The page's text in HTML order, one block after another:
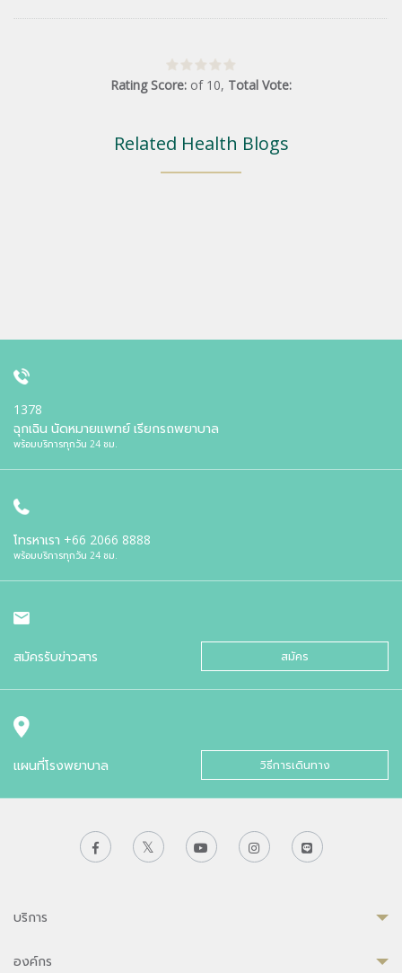
Rating Score: of 10, Total Vote:
Related Health Blogs
1378
ฉุกเฉิน นัดหมายแพทย์ เรียกรถพยาบาล
พร้อมบริการทุกวัน 24 ชม.
โทรหาเรา +66 2066 8888
พร้อมบริการทุกวัน 24 ชม.
สมัครรับข่าวสาร สมัคร
แผนที่โรงพยาบาล วิธีการเดินทาง
บริการ
องค์กร